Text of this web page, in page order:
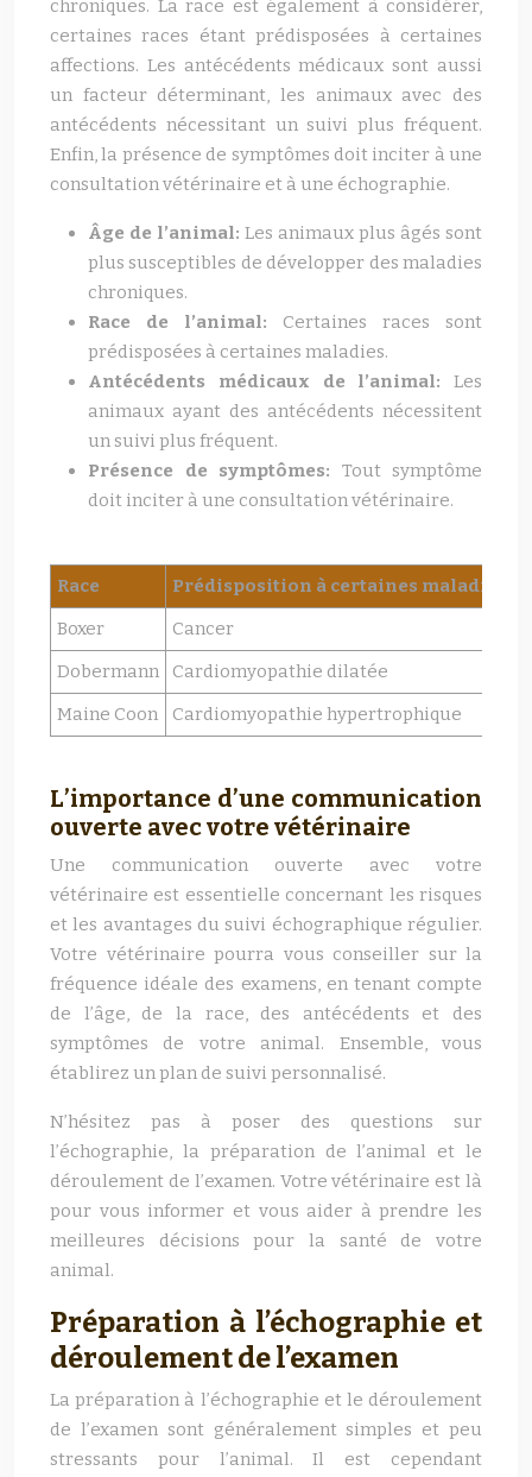
chroniques. La race est également à considérer,
certaines races étant prédisposées à certaines
affections. Les antécédents médicaux sont aussi
un facteur déterminant, les animaux avec des
antécédents nécessitant un suivi plus fréquent.
Enfin, la présence de symptômes doit inciter à une
consultation vétérinaire et à une échographie.
Âge de l’animal: Les animaux plus âgés sont
plus susceptibles de développer des maladies
chroniques.
Race de l’animal: Certaines races sont
prédisposées à certaines maladies.
Antécédents médicaux de l’animal: Les
animaux ayant des antécédents nécessitent
un suivi plus fréquent.
Présence de symptômes: Tout symptôme
doit inciter à une consultation vétérinaire.
Race
Prédisposition à certaines maladies
Boxer
Cancer
Dobermann
Cardiomyopathie dilatée
Maine Coon
Cardiomyopathie hypertrophique
L’importance d’une communication
ouverte avec votre vétérinaire
Une communication ouverte avec votre
vétérinaire est essentielle concernant les risques
et les avantages du suivi échographique régulier.
Votre vétérinaire pourra vous conseiller sur la
fréquence idéale des examens, en tenant compte
de l’âge, de la race, des antécédents et des
symptômes de votre animal. Ensemble, vous
établirez un plan de suivi personnalisé.
N’hésitez pas à poser des questions sur
l’échographie, la préparation de l’animal et le
déroulement de l’examen. Votre vétérinaire est là
pour vous informer et vous aider à prendre les
meilleures décisions pour la santé de votre
animal.
Préparation à l’échographie et
déroulement de l’examen
La préparation à l’échographie et le déroulement
de l’examen sont généralement simples et peu
stressants pour l’animal. Il est cependant